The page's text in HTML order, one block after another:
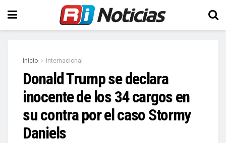
Inicio Internacional
Donald Trump se declara
inocente de los 34 cargos en
su contra por el caso Stormy
Daniels